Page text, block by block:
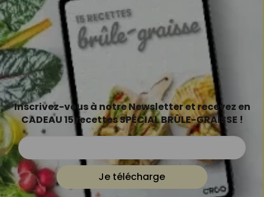
Inscrivez-vous à notre Newsletter et recevez en
CADEAU 15 recettes SPÉCIAL BRÛLE-GRAISSE !
Je télécharge